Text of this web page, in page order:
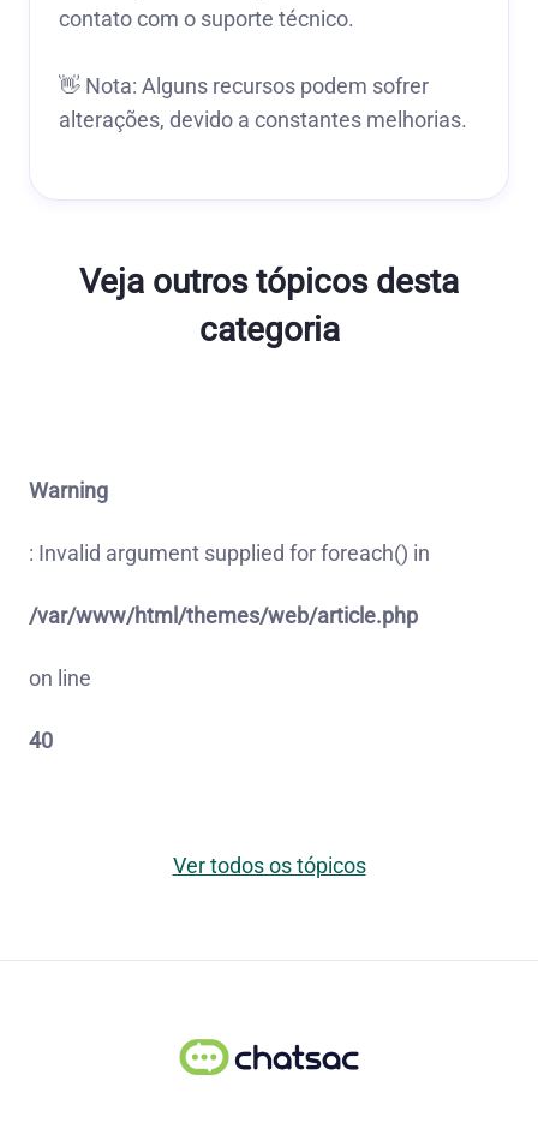
contato com o suporte técnico.
👋 Nota: Alguns recursos podem sofrer
alterações, devido a constantes melhorias.
Veja outros tópicos desta
categoria
Warning
: Invalid argument supplied for foreach() in
/var/www/html/themes/web/article.php
on line
40
Ver todos os tópicos